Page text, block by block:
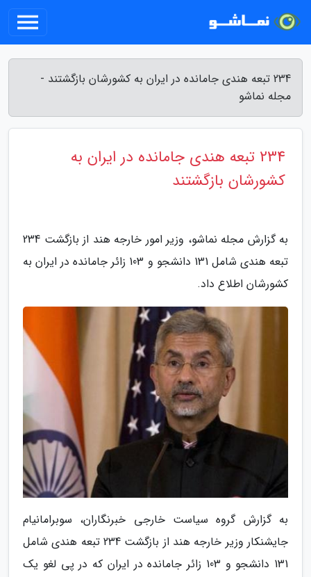
234 تبعه هندی جامانده در ایران به کشورشان بازگشتند -
مجله نماشو
234 تبعه هندی جامانده در ایران به
کشورشان بازگشتند
به گزارش مجله نماشو، وزیر امور خارجه هند از بازگشت 234
تبعه هندی شامل 131 دانشجو و 103 زائر جامانده در ایران به
کشورشان اطلاع داد.
به گزارش گروه سیاست خارجی خبرنگاران، سوبرامانیام
جایشنکار وزیر خارجه هند از بازگشت 234 تبعه هندی شامل
131 دانشجو و 103 زائر جامانده در ایران که در پی لغو یک